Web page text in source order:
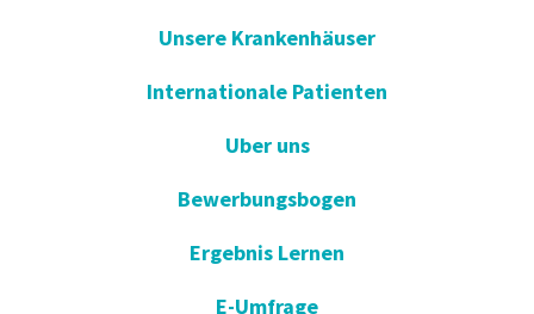
Unsere Krankenhäuser
Internationale Patienten
Uber uns
Bewerbungsbogen
Ergebnis Lernen
E-Umfrage